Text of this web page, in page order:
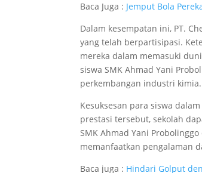
Baca Juga : Jemput Bola
Dalam kesempatan ini, PT.
yang telah berpartisipasi.
mereka dalam memasuki
siswa SMK Ahmad Yani
perkembangan industri kimia.
Kesuksesan para siswa
prestasi tersebut, sekolah
SMK Ahmad Yani
memanfaatkan pengalaman
Baca juga : Hindari Golput